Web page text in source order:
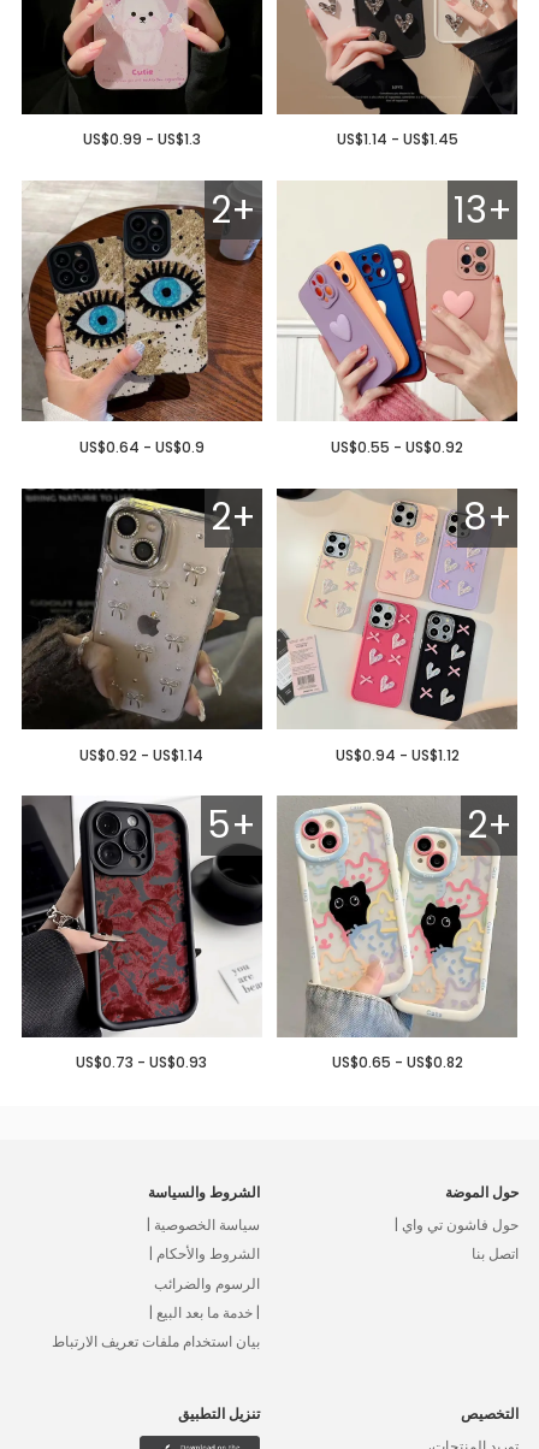
US$1.14 - US$1.45
US$0.99 - US$1.3
13+
US$0.55 - US$0.92
2+
US$0.64 - US$0.9
8+
US$0.94 - US$1.12
2+
US$0.92 - US$1.14
2+
US$0.65 - US$0.82
5+
US$0.73 - US$0.93
حول الموضة
حول فاشون تي واي |
اتصل بنا
الشروط والسياسة
سياسة الخصوصية |
الشروط والأحكام |
الرسوم والضرائب
| خدمة ما بعد البيع |
بيان استخدام ملفات تعريف الارتباط
التخصيص تنزيل التطبيق